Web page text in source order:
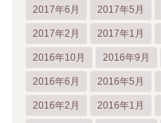
2017年6月 2017年5月
2017年2月 2017年1月
2016年10月 2016年9月
2016年6月 2016年5月
2016年2月 2016年1月